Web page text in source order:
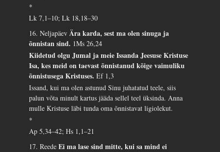
*
Lk 7,1–10; Lk 18,18–30
16. NeljapäevÄra karda, sest ma olen sinuga ja
õnnistan sind. 1Ms 26,24
Kiidetud olgu Jumal ja meie Issanda Jeesuse Kristuse
Isa, kes meid on taevast õnnistanud kõige vaimuliku
õnnistusega Kristuses.Ef 1,3
Issand, kui ma olen astunud Sinu juhatatud teele, siis
palun võta minult kartus jääda sellel teel üksinda. Anna
mulle Kristuse läbi tunda oma õnnistavat ligiolekut.
*
Ap 5,34–42; Hs 1,1–21
17. ReedeEi ma lase sind mitte, kui sa mind ei